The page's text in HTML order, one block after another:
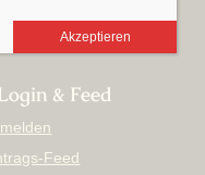
& Feed
Feed
Akzeptieren